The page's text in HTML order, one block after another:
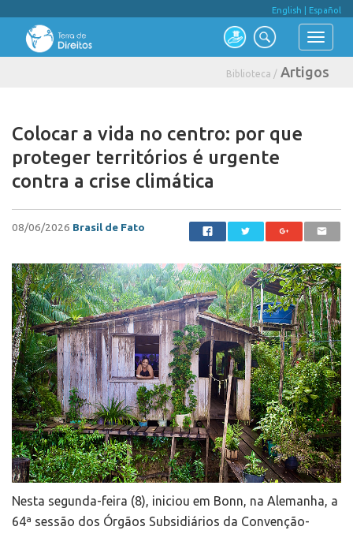
English Español
Biblioteca / Artigos
Colocar a vida no centro: por que
proteger territórios é urgente
contra a crise climática
08/06/2026 Brasil de Fato
Nesta segunda-feira (8), iniciou em Bonn, na Alemanha, a
64ª sessão dos Órgãos Subsidiários da Convenção-